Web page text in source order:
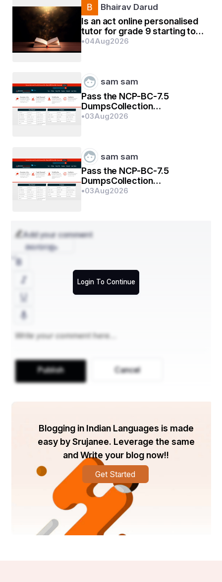
ଆସିବାକୁ ଦେଖୁଛି ଆଉ ହସି ହସି ନାନୀକୁ ଚାହୁଁଥିଲା ।
✍🏻 ଅଂଶୁମାନ ମହାନ୍ତି
Bhairav Darud
Is an act online personalised
tutor for grade 9 starting too
early?
•04Aug2026
sam sam
Pass the NCP-BC-7.5
DumpsCollection
Certification Exams In First
•03Aug2026
sam sam
Pass the NCP-BC-7.5
DumpsCollection
Certification Exams In First
•03Aug2026
Add your comment
Login To Continue
മലയാളം
Publish Cancel
Blogging in Indian Languages is made
easy by Srujanee. Leverage the same
and Write your blog now!!
Get Started